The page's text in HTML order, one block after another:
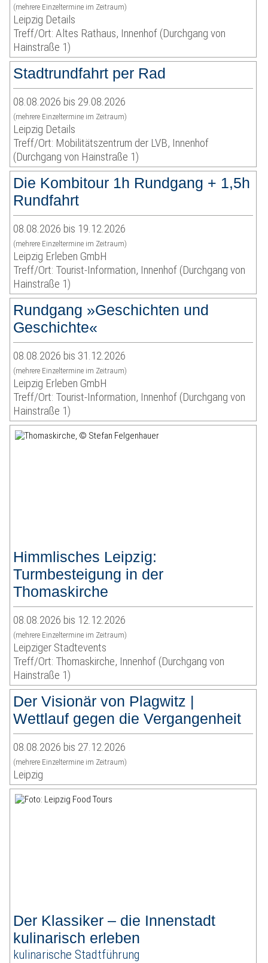
(mehrere Einzeltermine im Zeitraum)
Leipzig Details
Treff/Ort: Altes Rathaus, Innenhof (Durchgang von
Hainstraße 1)
Stadtrundfahrt per Rad
08.08.2026 bis 29.08.2026
(mehrere Einzeltermine im Zeitraum)
Leipzig Details
Treff/Ort: Mobilitätszentrum der LVB, Innenhof
(Durchgang von Hainstraße 1)
Die Kombitour 1h Rundgang + 1,5h
Rundfahrt
08.08.2026 bis 19.12.2026
(mehrere Einzeltermine im Zeitraum)
Leipzig Erleben GmbH
Treff/Ort: Tourist-Information, Innenhof (Durchgang von
Hainstraße 1)
Rundgang »Geschichten und
Geschichte«
08.08.2026 bis 31.12.2026
(mehrere Einzeltermine im Zeitraum)
Leipzig Erleben GmbH
Treff/Ort: Tourist-Information, Innenhof (Durchgang von
Hainstraße 1)
Himmlisches Leipzig:
Turmbesteigung in der
Thomaskirche
08.08.2026 bis 12.12.2026
(mehrere Einzeltermine im Zeitraum)
Leipziger Stadtevents
Treff/Ort: Thomaskirche, Innenhof (Durchgang von
Hainstraße 1)
Der Visionär von Plagwitz |
Wettlauf gegen die Vergangenheit
08.08.2026 bis 27.12.2026
(mehrere Einzeltermine im Zeitraum)
Leipzig
Der Klassiker – die Innenstadt
kulinarisch erleben
kulinarische Stadtführung